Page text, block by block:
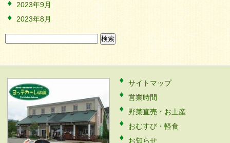
2023年9月
2023年8月
検
索:
サイトマップ
営業時間
野菜直売・お土産
おむすび・軽食
お知らせ